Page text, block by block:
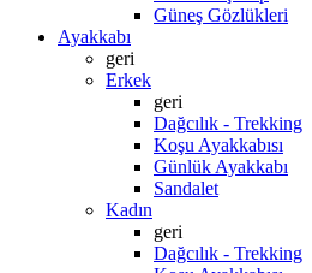
Güneş Gözlükleri
Ayakkabı
geri
Erkek
geri
Dağcılık - Trekking
Koşu Ayakkabısı
Günlük Ayakkabı
Sandalet
Kadın
geri
Dağcılık - Trekking